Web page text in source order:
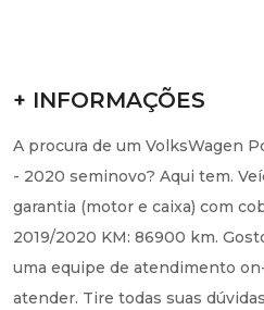
+ INFORMAÇÕES
A procura de um VolksWagen
- 2020 seminovo? Aqui tem.
garantia (motor e caixa) com
2019/2020 KM: 86900 km.
uma equipe de atendimento
atender. Tire todas suas